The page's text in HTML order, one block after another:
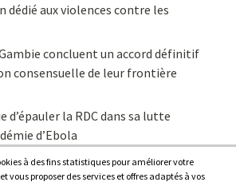
dédié aux violences contre les
concluent un accord définitif
consensuelle de leur frontière
d’épauler la RDC dans sa lutte
d’Ebola
à des fins statistiques pour améliorer votre
vous proposer des services et offres adaptés à vos